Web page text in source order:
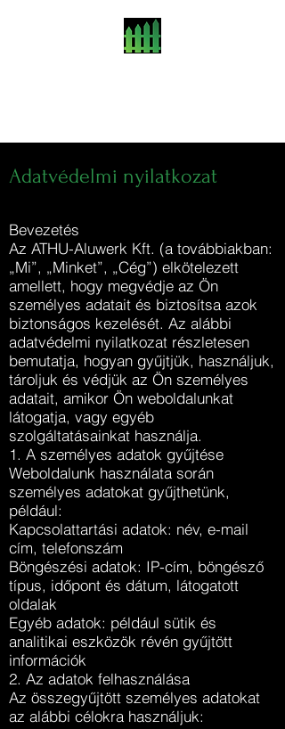
Adatvédelmi nyilatkozat
Bevezetés
Az ATHU-Aluwerk Kft. (a továbbiakban:
„Mi”, „Minket”, „Cég”) elkötelezett
amellett, hogy megvédje az Ön
személyes adatait és biztosítsa azok
biztonságos kezelését. Az alábbi
adatvédelmi nyilatkozat részletesen
bemutatja, hogyan gyűjtjük, használjuk,
tároljuk és védjük az Ön személyes
adatait, amikor Ön weboldalunkat
látogatja, vagy egyéb
szolgáltatásainkat használja.
1. A személyes adatok gyűjtése
Weboldalunk használata során
személyes adatokat gyűjthetünk,
például:
Kapcsolattartási adatok: név, e-mail
cím, telefonszám
Böngészési adatok: IP-cím, böngésző
típus, időpont és dátum, látogatott
oldalak
Egyéb adatok: például sütik és
analitikai eszközök révén gyűjtött
információk
2. Az adatok felhasználása
Az összegyűjtött személyes adatokat
az alábbi célokra használjuk: